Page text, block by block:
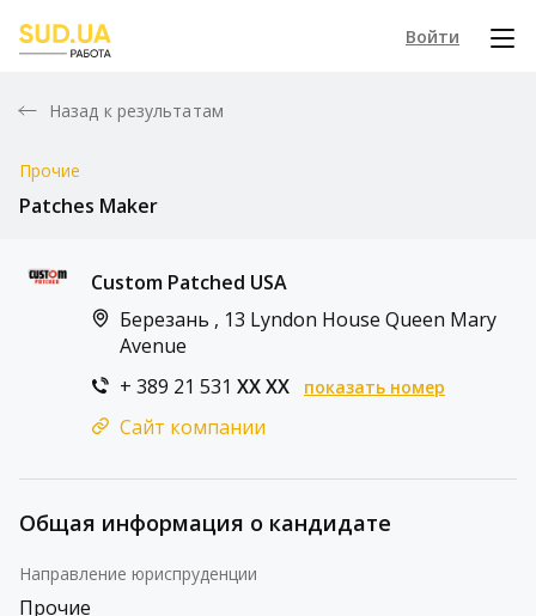
Войти
Назад к результатам
Прочие
Patches Maker
Custom Patched USA
Березань , 13 Lyndon House Queen Mary
Avenue
+ 389 21 531 XX XX показать номер
Сайт компании
Общая информация о кандидате
Направление юриспруденции
Прочие